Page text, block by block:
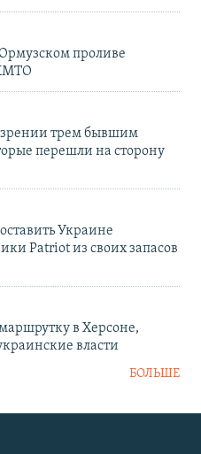
проливе
трем бывшим
перешли на сторону
Украине
Patriot из своих запасов
в Херсоне,
власти
БОЛЬШЕ